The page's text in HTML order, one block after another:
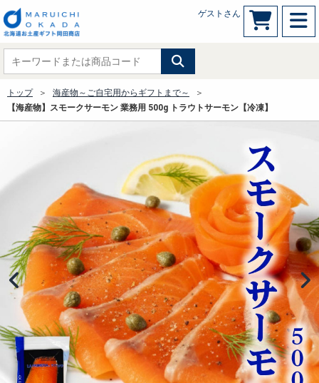
ゲストさん
トップ
海産物～ご自宅用からギフトまで～
【海産物】スモークサーモン 業務用 500g トラウトサーモン【冷凍】